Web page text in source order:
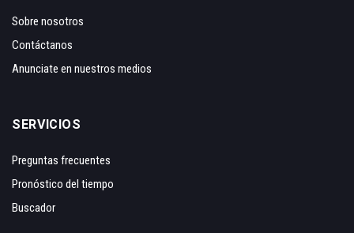
Sobre nosotros
Contáctanos
Anunciate en nuestros medios
SERVICIOS
Preguntas frecuentes
Pronóstico del tiempo
Buscador